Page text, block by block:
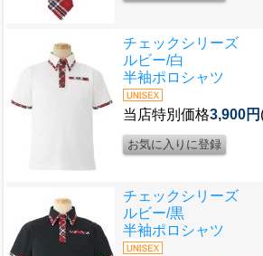
チェックシリーズ
ルビー/白
半袖ポロシャツ
当店特別価格3,900円
チェックシリーズ
ルビー/黒
半袖ポロシャツ